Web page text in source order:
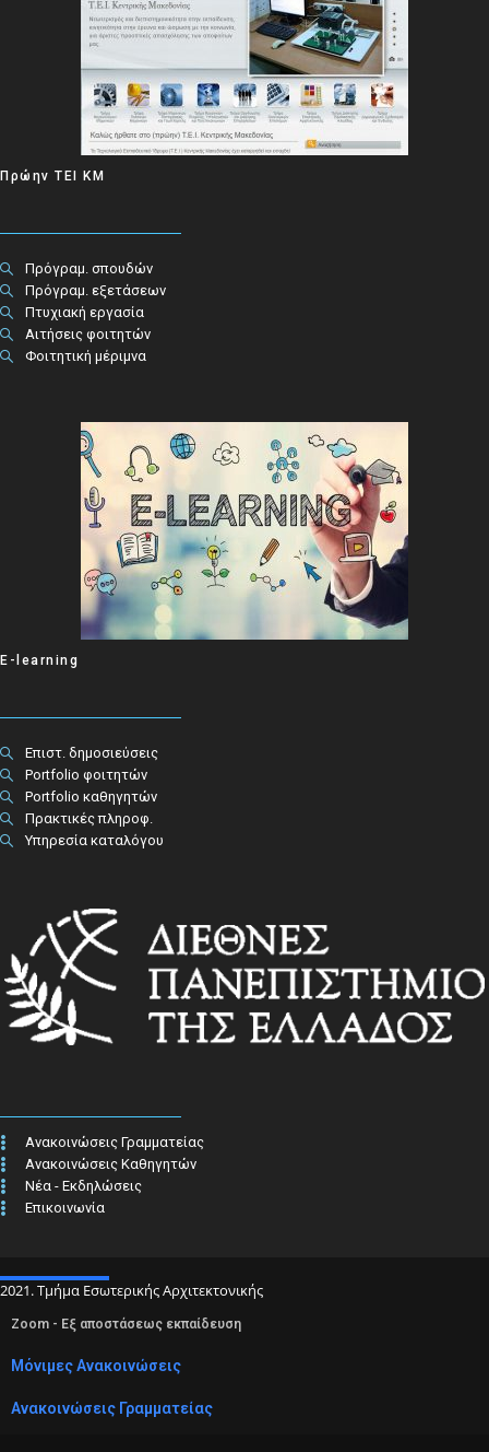
Πρώην ΤΕΙ ΚΜ
Πρόγραμ. σπουδών
Πρόγραμ. εξετάσεων
Πτυχιακή εργασία
Αιτήσεις φοιτητών
Φοιτητική μέριμνα
E-learning
Επιστ. δημοσιεύσεις
Portfolio φοιτητών
Portfolio καθηγητών
Πρακτικές πληροφ.​
Υπηρεσία καταλόγου
Ανακοινώσεις Γραμματείας
Ανακοινώσεις Καθηγητών
Νέα - Εκδηλώσεις
Επικοινωνία
2021. Τμήμα Εσωτερικής Αρχιτεκτονικής
Zoom - Εξ αποστάσεως εκπαίδευση
Μόνιμες Ανακοινώσεις
Ανακοινώσεις Γραμματείας